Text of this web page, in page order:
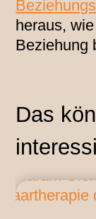
heraus,
Beziehung
Das